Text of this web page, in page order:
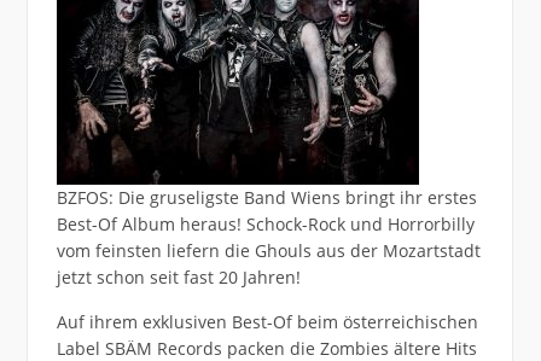
BZFOS: Die gruseligste Band Wiens bringt ihr erstes
Best-Of Album heraus! Schock-Rock und Horrorbilly
vom feinsten liefern die Ghouls aus der Mozartstadt
jetzt schon seit fast 20 Jahren!
Auf ihrem exklusiven Best-Of beim österreichischen
Label SBÄM Records packen die Zombies ältere Hits